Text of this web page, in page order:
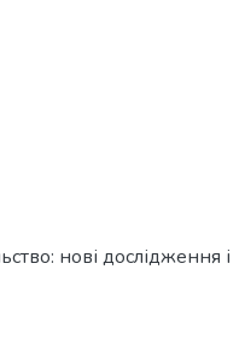
нові дослідження і